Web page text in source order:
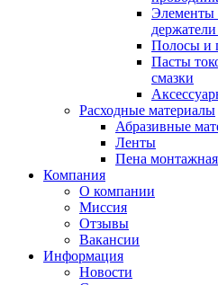
Элементы
Полосы и
Пасты
смазки
Расходные материалы
Абразивные
Ленты
Пена монтажная
Компания
О компании
Миссия
Отзывы
Вакансии
Информация
Новости